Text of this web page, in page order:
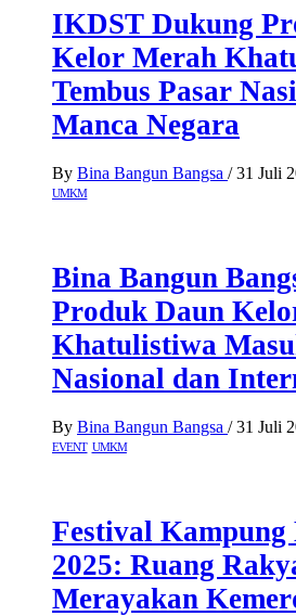
IKDST Dukung
Kelor Merah
Tembus Pasar
Manca Negara
By Bina Bangun Bangsa / 31 Juli
UMKM
Bina Bangun
Produk Daun
Khatulistiwa
Nasional dan
By Bina Bangun Bangsa / 31 Juli
EVENT UMKM
Festival Kampung
2025: Ruang
Merayakan